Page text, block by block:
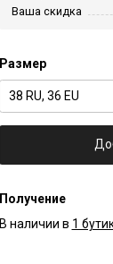
Ваша скидка
Размер
38 RU, 36 EU
Получение
В наличии в 1